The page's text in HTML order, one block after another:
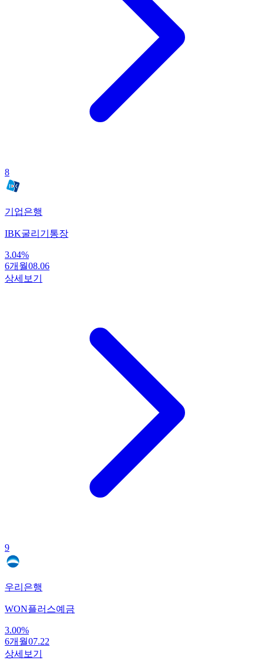
8
기업은행
IBK굴리기통장
3.04%
6개월08.06
상세보기
9
우리은행
WON플러스예금
3.00%
6개월07.22
상세보기